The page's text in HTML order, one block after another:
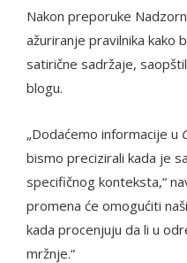
Nakon preporuke
ažuriranje pravilnika kako
satirične sadržaje,
blogu.
„Dodaćemo informacije u
bismo precizirali kada je
specifičnog konteksta,“
promena će omogućiti
kada procenjuju da li u
mržnje.“